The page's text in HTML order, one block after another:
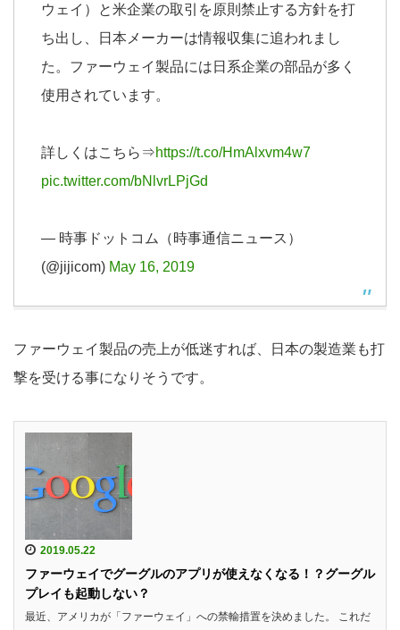
ウェイ）と米企業の取引を原則禁止する方針を打
ち出し、日本メーカーは情報収集に追われまし
た。ファーウェイ製品には日系企業の部品が多く
使用されています。
詳しくはこちら⇒https://t.co/HmAlxvm4w7
pic.twitter.com/bNlvrLPjGd
— 時事ドットコム（時事通信ニュース）
(@jijicom) May 16, 2019
ファーウェイ製品の売上が低迷すれば、日本の製造業も打
撃を受ける事になりそうです。
2019.05.22
ファーウェイでグーグルのアプリが使えなくなる！？グーグル
プレイも起動しない？
最近、アメリカが「ファーウェイ」への禁輸措置を決めました。 これだ